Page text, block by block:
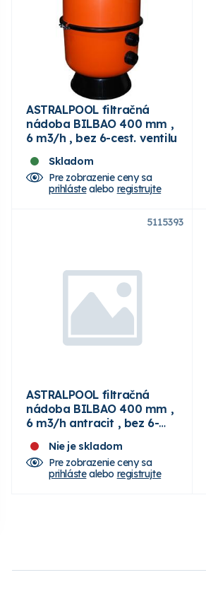
ASTRALPOOL filtračná
nádoba BILBAO 400 mm ,
6 m3/h , bez 6-cest. ventilu
Skladom
Pre zobrazenie ceny sa
prihlástealebo registrujte
5115393
ASTRALPOOL filtračná
nádoba BILBAO 400 mm ,
6 m3/h antracit , bez 6-
Nie je skladom
Pre zobrazenie ceny sa
prihlástealebo registrujte